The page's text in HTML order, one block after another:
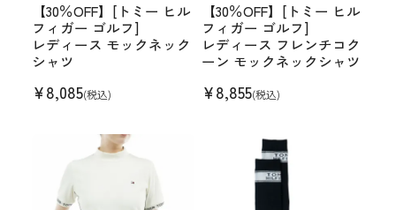
【30％OFF】[トミー ヒル
フィガー ゴルフ]
レディース モックネック
シャツ
¥8,085(税込)
【30％OFF】[トミー ヒル
フィガー ゴルフ]
レディース フレンチコク
ーン モックネックシャツ
¥8,855(税込)